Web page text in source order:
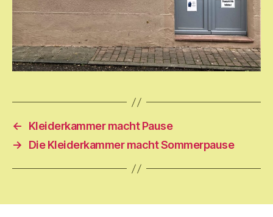
←
Kleiderkammer macht Pause
→
Die Kleiderkammer macht Sommerpause